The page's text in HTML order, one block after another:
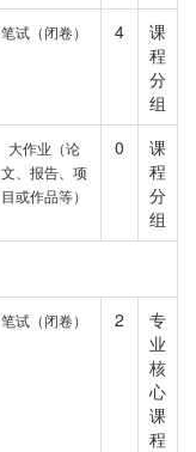
笔试（闭卷） 4
课
程
分
组
大作业（论
文、报告、项
目或作品等）
0
课
程
分
组
笔试（闭卷） 2
专
业
核
心
课
程